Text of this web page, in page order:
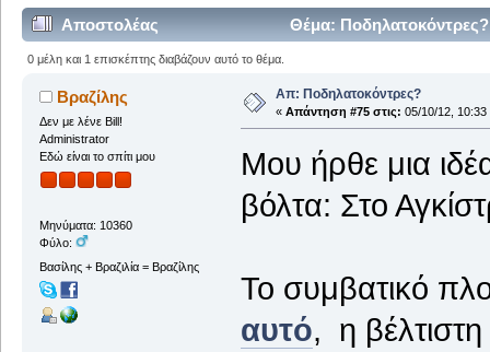
Αποστολέας Θέμα:
0 μέλη και 1 επισκέπτης διαβάζουν αυτό το θέμα.
Βραζίλης
Δεν με λένε Bill!
Administrator
Εδώ είναι το σπίτι μου
Μηνύματα: 10360
Φύλο:
Βασίλης + Βραζιλία = Βραζίλης
Απ: Ποδηλατοκόντρες?
« Απάντηση #75 στις: 05/10/12, 10:33
Μου ήρθε μια
βόλτα: Στο
Το συμβατικό
αυτό, η